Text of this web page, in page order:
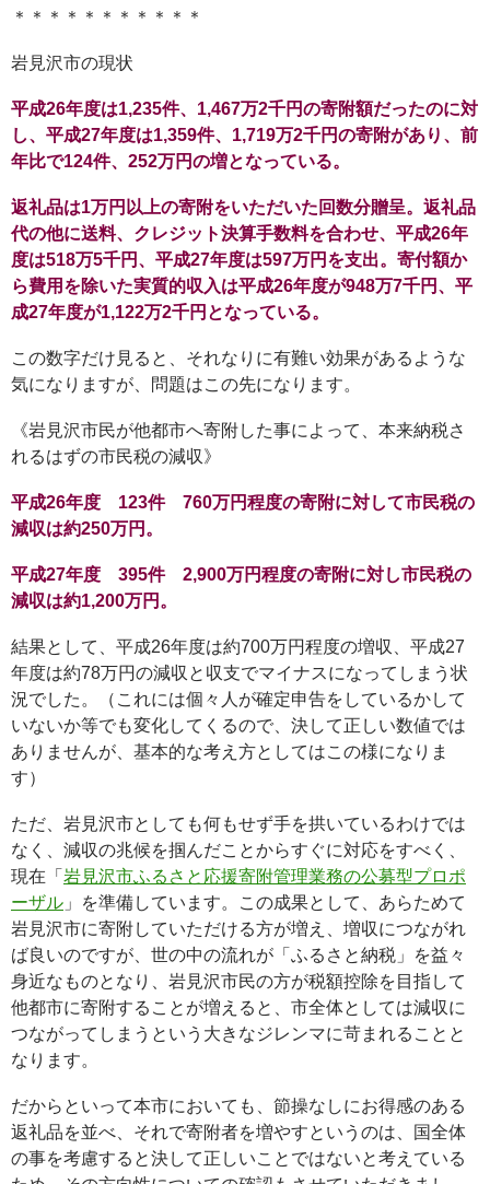
＊＊＊＊＊＊＊＊＊＊＊
岩見沢市の現状
平成26年度は1,235件、1,467万2千円の寄附額だったのに対
し、平成27年度は1,359件、1,719万2千円の寄附があり、前
年比で124件、252万円の増となっている。
返礼品は1万円以上の寄附をいただいた回数分贈呈。返礼品
代の他に送料、クレジット決算手数料を合わせ、平成26年
度は518万5千円、平成27年度は597万円を支出。寄付額か
ら費用を除いた実質的収入は平成26年度が948万7千円、平
成27年度が1,122万2千円となっている。
この数字だけ見ると、それなりに有難い効果があるような
気になりますが、問題はこの先になります。
《岩見沢市民が他都市へ寄附した事によって、本来納税さ
れるはずの市民税の減収》
平成26年度 123件 760万円程度の寄附に対して市民税の
減収は約250万円。
平成27年度 395件 2,900万円程度の寄附に対し市民税の
減収は約1,200万円。
結果として、平成26年度は約700万円程度の増収、平成27
年度は約78万円の減収と収支でマイナスになってしまう状
況でした。（これには個々人が確定申告をしているかして
いないか等でも変化してくるので、決して正しい数値では
ありませんが、基本的な考え方としてはこの様になりま
す）
ただ、岩見沢市としても何もせず手を拱いているわけでは
なく、減収の兆候を掴んだことからすぐに対応をすべく、
現在「 岩見沢市ふるさと応援寄附管理業務の公募型プロポ
ーザル 」を準備しています。この成果として、あらためて
岩見沢市に寄附していただける方が増え、増収につながれ
ば良いのですが、世の中の流れが「ふるさと納税」を益々
身近なものとなり、岩見沢市民の方が税額控除を目指して
他都市に寄附することが増えると、市全体としては減収に
つながってしまうという大きなジレンマに苛まれることと
なります。
だからといって本市においても、節操なしにお得感のある
返礼品を並べ、それで寄附者を増やすというのは、国全体
の事を考慮すると決して正しいことではないと考えている